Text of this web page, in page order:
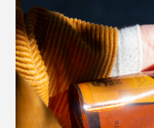
がオススメ。チップ文化
ケースだけポケットに入れ